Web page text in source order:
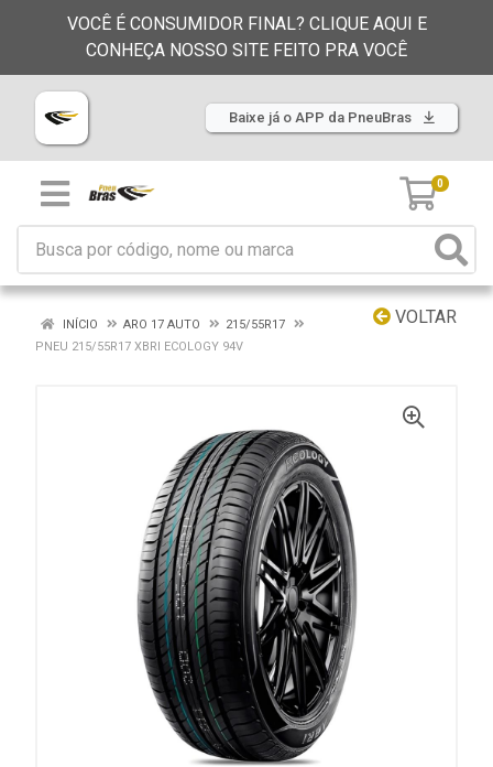
VOCÊ É CONSUMIDOR FINAL? CLIQUE AQUI E
CONHEÇA NOSSO SITE FEITO PRA VOCÊ
Baixe já o APP da PneuBras
0
VOLTAR
INÍCIO ARO 17 AUTO
215/55R17
PNEU 215/55R17 XBRI ECOLOGY 94V